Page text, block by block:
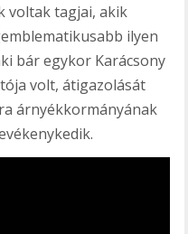
voltak tagjai, akik
ilyen
bár egykor Karácsony
volt, átigazolását
árnyékkormányának